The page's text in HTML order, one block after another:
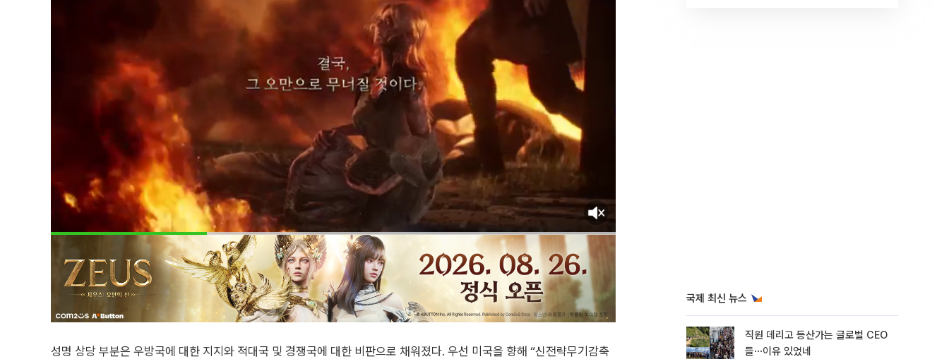
성명 상당 부분은 우방국에 대한 지지와 적대국 및 경쟁국에 대한 비판으로 채워졌다. 우선 미국을 향해 “신전략무기감축
국제 최신 뉴스
직원 데리고 등산가는 글로벌 CEO
들⋯이유 있었네